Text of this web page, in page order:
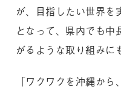
が、目指したい世界を
となって、県内でも
がるような取り組みに
「ワクワクを沖縄から